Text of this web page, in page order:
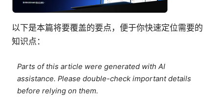
以下是本篇将要覆盖的要点，便于你快速定位需要的
知识点：
Parts of this article were generated with AI
assistance. Please double-check important details
before relying on them.